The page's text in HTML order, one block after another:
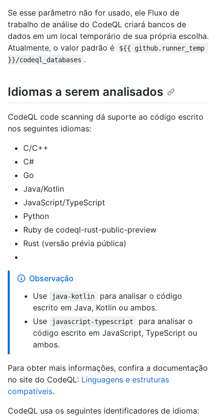
Se esse parâmetro não for usado, ele Fluxo de
trabalho de análise do CodeQL criará bancos de
dados em um local temporário de sua própria escolha.
Atualmente, o valor padrão é
${{ github.runner_temp
}}/codeql_databases .
Idiomas a serem analisados
CodeQL code scanning dá suporte ao código escrito
nos seguintes idiomas:
C/C++
C#
Go
Java/Kotlin
JavaScript/TypeScript
Python
Ruby de codeql-rust-public-preview
Rust (versão prévia pública)
Observação
Use
java-kotlin
para analisar o código
escrito em Java, Kotlin ou ambos.
Use
javascript-typescript
para analisar o
código escrito em JavaScript, TypeScript ou
ambos.
Para obter mais informações, confira a documentação
no site do CodeQL: Linguagens e estruturas
compatíveis.
CodeQL usa os seguintes identificadores de idioma: